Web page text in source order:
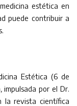
estética en
puede contribuir a
Estética (6 de
,impulsada por el Dr.
la revista científica